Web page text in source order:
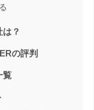
？
の評判
覧